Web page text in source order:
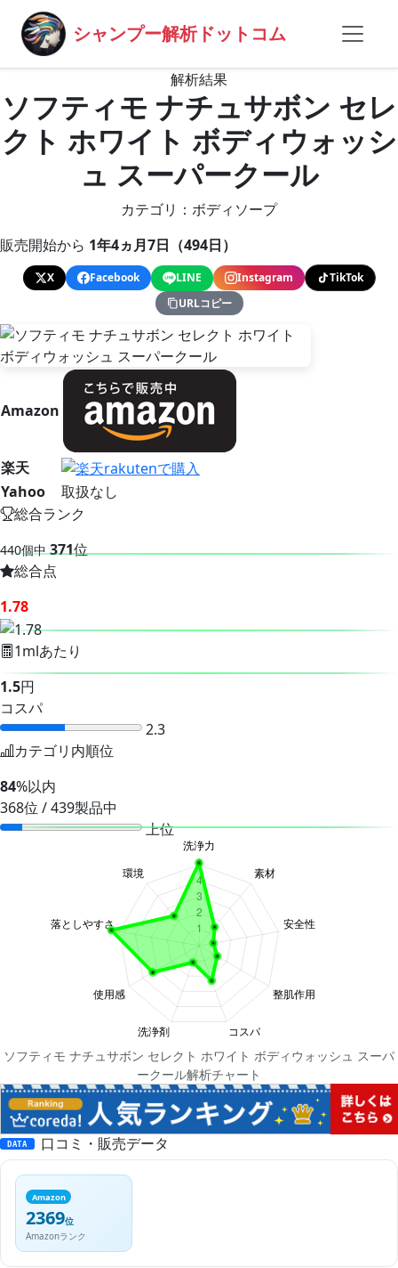
シャンプー解析ドットコム
解析結果
ソフティモ ナチュサボン セレ
クト ホワイト ボディウォッシ
ュ スーパークール
カテゴリ：ボディソープ
販売開始から 1年4ヵ月7日（494日）
X Facebook LINE Instagram
TikTok
URLコピー
Amazon
楽天
Yahoo
取扱なし
総合ランク
440個中 371位
総合点
1.78
1mlあたり
1.5円
コスパ
2.3
カテゴリ内順位
84%以内
368位 / 439製品中
上位
ソフティモ ナチュサボン セレクト ホワイト ボディウォッシュ スーパ
ークール解析チャート
DATA 口コミ・販売データ
Amazon
2369位
Amazonランク